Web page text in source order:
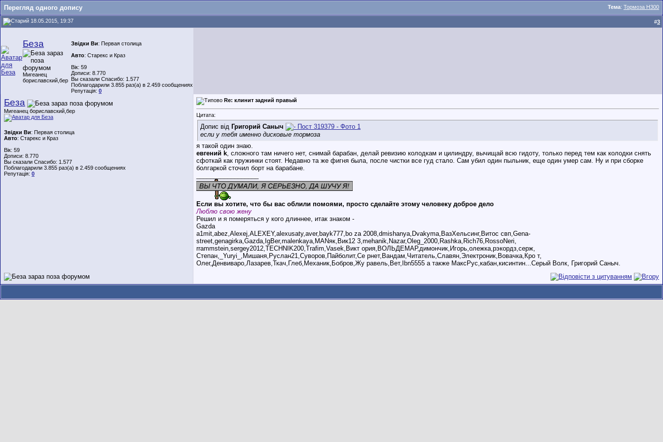
Тема: Тормоза Н300
Перегляд одного допису
18.05.2015, 19:37 #3
Беза
Мигеанец
бориславский,бер
Звідки Ви: Первая столица
Авто: Старекс и Краз
Вік: 59
Дописи: 8.770
Вы сказали Спасибо: 1.577
Поблагодарили 3.855 раз(а) в 2.459 сообщениях
Репутація: 0
Беза
Мигеанец бориславский,бер
Звідки Ви: Первая столица
Авто: Старекс и Краз
Вік: 59
Дописи: 8.770
Вы сказали Спасибо: 1.577
Поблагодарили 3.855 раз(а) в 2.459 сообщениях
Репутація: 0
Re: клинит задний правый
Цитата:
Допис від Григорий Саныч
если у тебя именно дисковые тормоза
я такой один знаю.
евгений k, сложного там ничего нет, снимай барабан, делай ревизию колодкам и цилиндру, вычищай всю гидоту, только перед тем как колодки снять
сфоткай как пружинки стоят. Недавно та же фигня была, после чистки все гуд стало. Сам убил один пыльник, еще один умер сам. Ну и при сборке
болгаркой сточил борт на барабане.
Если вы хотите, что бы вас облили помоями, просто сделайте этому человеку доброе дело
Люблю свою жену
Решил и я померяться у кого длиннее, итак знаком -
Gazda
a1mit,abez,Alexej,ALEXEY,alexusaty,aver,bayk777,bo za 2008,dmishanya,Dvakyma,ВазХельсинг,Витос свп,Gena-
street,genagirka,Gazda,IgBer,malenkaya,MANяк,Вик12 3,mehanik,Nazar,Oleg_2000,Rashka,Rich76,RossoNeri,
rrammstein,sergey2012,TECHNIK200,Trafim,Vasek,Викт ория,ВОЛЬДЕМАР,димончик,Игорь,олежка,рэкордз,серж,
Степан,_Yuryi_,Мишаня,Руслан21,Суворов,Пайболит,Се рнет,Вандам,Читатель,Славян,Электроник,Вовачка,Кро т,
Олег,Денвиваро,Лазарев,Ткач,Глеб,Механик,Бобров,Жу равель,Вет,Ibn5555 а также МаксРус,кабан,кисинтин...Серый Волк, Григорий Саныч.